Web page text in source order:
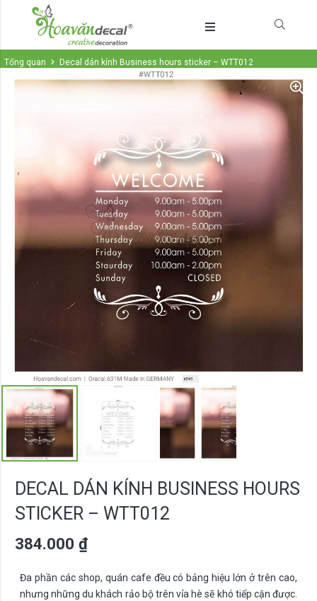
Tổng quan Decal dán kính Business hours sticker – WTT012
DECAL DÁN KÍNH BUSINESS HOURS
STICKER – WTT012
384.000 ₫
Đa phần các shop, quán cafe đều có bảng hiệu lớn ở trên cao,
nhưng những du khách rảo bộ trên vỉa hè sẽ khó tiếp cận được.